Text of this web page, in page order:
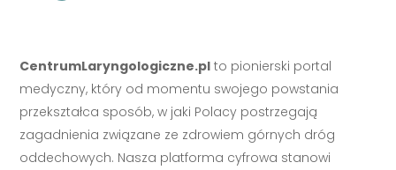
CentrumLaryngologiczne.pl to pionierski portal
medyczny, który od momentu swojego powstania
przekształca sposób, w jaki Polacy postrzegają
zagadnienia związane ze zdrowiem górnych dróg
oddechowych. Nasza platforma cyfrowa stanowi